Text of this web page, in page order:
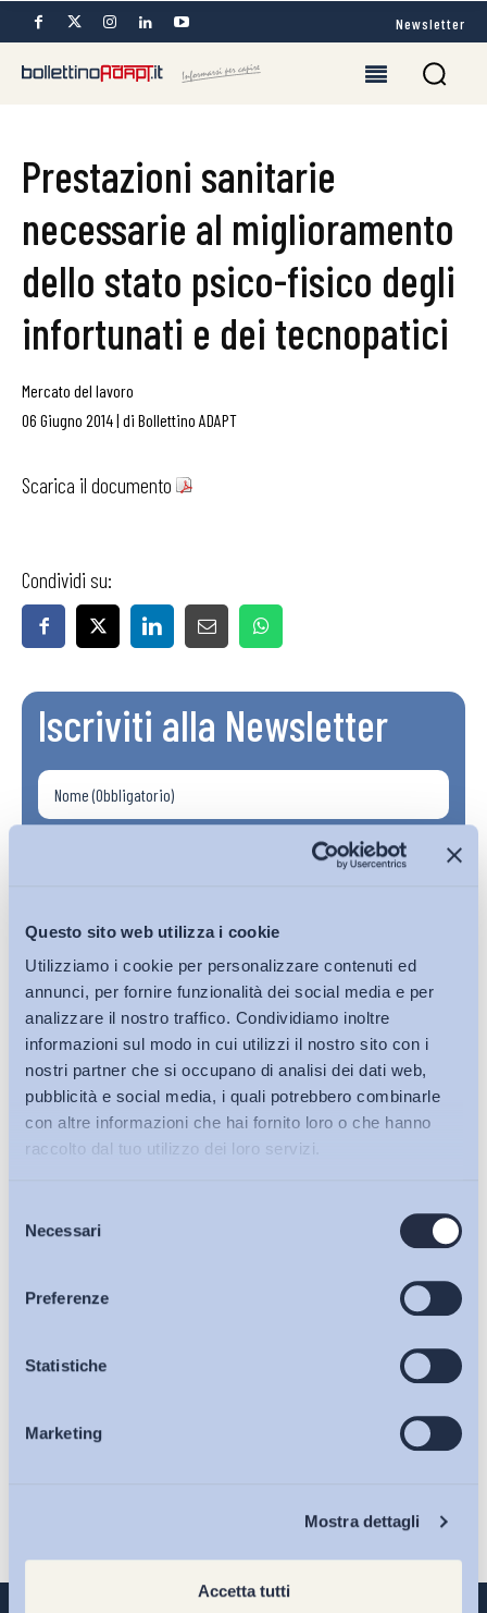
Questo sito web utilizza i cookie
Utilizziamo i cookie per personalizzare contenuti ed
annunci, per fornire funzionalità dei social media e per
analizzare il nostro traffico. Condividiamo inoltre
informazioni sul modo in cui utilizzi il nostro sito con i
nostri partner che si occupano di analisi dei dati web,
pubblicità e social media, i quali potrebbero combinarle
con altre informazioni che hai fornito loro o che hanno
raccolto dal tuo utilizzo dei loro servizi.
delNecessari
Preferenze
Statistiche
Marketing
Mostra dettagli
Accetta tutti
Bollettini ADAPT
Articoli
Osservatori
Eventi
Newsletter
Prestazioni sanitarie
necessarie al miglioramento
dello stato psico-fisico degli
infortunati e dei tecnopatici
Mercato del lavoro
06 Giugno 2014| di Bollettino ADAPT
Scarica il documento
Condividi su:
Iscriviti alla Newsletter
Ho letto e Accetto il trattamento dei dati personali descritti
Iscriviti